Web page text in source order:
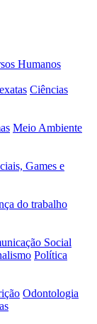
Humanos
Ciências
Meio Ambiente
Games e
do trabalho
Social
Política
Odontologia